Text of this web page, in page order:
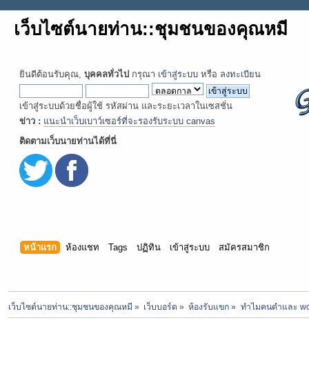
เว็บไซต์นายท่าน::ชุมชนของคุณหมี
ยินดีต้อนรับคุณ, บุคคลทั่วไป กรุณา เข้าสู่ระบบ หรือ ลงทะเบียน
เข้าสู่ระบบด้วยชื่อผู้ใช้ รหัสผ่าน และระยะเวลาในเซสชั่น
ข่าว : แนะนำเว็บเบาว์เซอร์ที่จะรองรับระบบ canvas
ติดตามเว็บนายท่านได้ที่นี่
หน้าแรก ห้องแชท Tags ปฏิทิน เข้าสู่ระบบ สมัครสมาชิก
เว็บไซต์นายท่าน::ชุมชนของคุณหมี » เว็บบอร์ด » ห้องรับแขก » ทำไมคนดำและ